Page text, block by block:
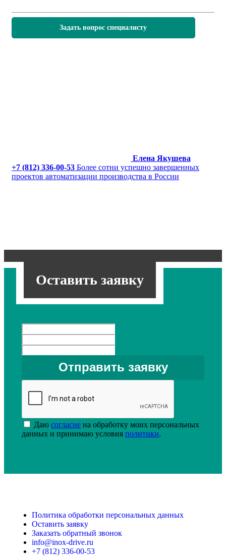
Задать вопрос специалисту
Елена Якушева
+7 (812) 336-00-53 Более сотни успешно завершенных
проектов автоматизации производства в России
Оставить заявку
Даю согласие на обработку моих персональных
данных и принимаю условия политики.
Политика обработки персональных данных
Оставить заявку
Заказать обратный звонок
info@inox-drive.ru
+7 (812) 336-00-53